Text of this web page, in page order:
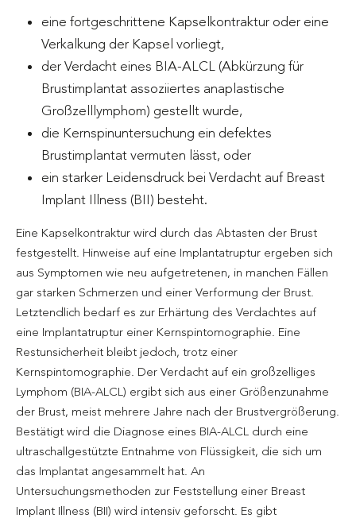
eine fortgeschrittene Kapselkontraktur oder eine
Verkalkung der Kapsel vorliegt,
der Verdacht eines BIA-ALCL (Abkürzung für
Brustimplantat assoziiertes anaplastische
Großzelllymphom) gestellt wurde,
die Kernspinuntersuchung ein defektes
Brustimplantat vermuten lässt, oder
ein starker Leidensdruck bei Verdacht auf Breast
Implant Illness (BII) besteht.
Eine Kapselkontraktur wird durch das Abtasten der Brust
festgestellt. Hinweise auf eine Implantatruptur ergeben sich
aus Symptomen wie neu aufgetretenen, in manchen Fällen
gar starken Schmerzen und einer Verformung der Brust.
Letztendlich bedarf es zur Erhärtung des Verdachtes auf
eine Implantatruptur einer Kernspintomographie. Eine
Restunsicherheit bleibt jedoch, trotz einer
Kernspintomographie. Der Verdacht auf ein großzelliges
Lymphom (BIA-ALCL) ergibt sich aus einer Größenzunahme
der Brust, meist mehrere Jahre nach der Brustvergrößerung.
Bestätigt wird die Diagnose eines BIA-ALCL durch eine
ultraschallgestützte Entnahme von Flüssigkeit, die sich um
das Implantat angesammelt hat. An
Untersuchungsmethoden zur Feststellung einer Breast
Implant Illness (BII) wird intensiv geforscht. Es gibt